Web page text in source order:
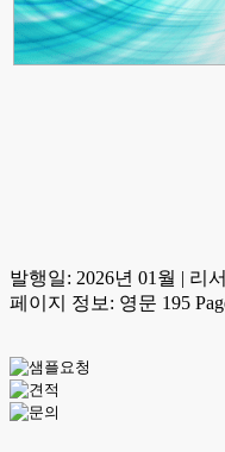
발행일: 2026년 01월 | 리
페이지 정보: 영문 195